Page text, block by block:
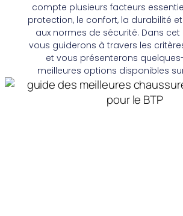
compte plusieurs facteurs
protection, le confort, la durabilité
aux normes de sécurité. Dans cet
vous guiderons à travers les
et vous présenterons
meilleures options disponibles